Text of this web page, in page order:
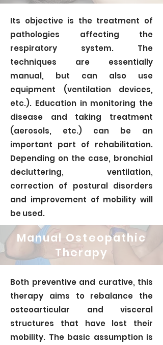
Its objective is the treatment of
pathologies affecting the
respiratory system. The
techniques are essentially
manual, but can also use
equipment (ventilation devices,
etc.). Education in monitoring the
disease and taking treatment
(aerosols, etc.) can be an
important part of rehabilitation.
Depending on the case, bronchial
decluttering, ventilation,
correction of postural disorders
and improvement of mobility will
be used.
Manual Osteopathic
Therapy
Both preventive and curative, this
therapy aims to rebalance the
osteoarticular and visceral
structures that have lost their
mobility. The basic assumption is